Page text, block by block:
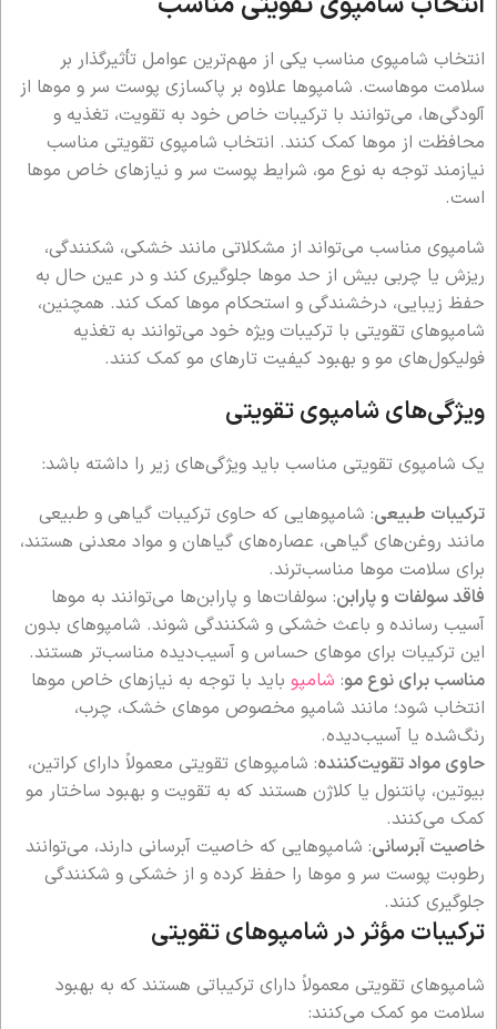
انتخاب شامپوی مناسب یکی از مهم‌ترین عوامل تأثیرگذار بر
سلامت موهاست. شامپوها علاوه بر پاکسازی پوست سر و موها از
آلودگی‌ها، می‌توانند با ترکیبات خاص خود به تقویت، تغذیه و
محافظت از موها کمک کنند. انتخاب شامپوی تقویتی مناسب
نیازمند توجه به نوع مو، شرایط پوست سر و نیازهای خاص موها
است.
شامپوی مناسب می‌تواند از مشکلاتی مانند خشکی، شکنندگی،
ریزش یا چربی بیش از حد موها جلوگیری کند و در عین حال به
حفظ زیبایی، درخشندگی و استحکام موها کمک کند. همچنین،
شامپوهای تقویتی با ترکیبات ویژه خود می‌توانند به تغذیه
فولیکول‌های مو و بهبود کیفیت تارهای مو کمک کنند.
ویژگی‌های شامپوی تقویتی
یک شامپوی تقویتی مناسب باید ویژگی‌های زیر را داشته باشد:
ترکیبات طبیعی: شامپوهایی که حاوی ترکیبات گیاهی و طبیعی
مانند روغن‌های گیاهی، عصاره‌های گیاهان و مواد معدنی هستند،
برای سلامت موها مناسب‌ترند.
فاقد سولفات و پارابن: سولفات‌ها و پارابن‌ها می‌توانند به موها
آسیب رسانده و باعث خشکی و شکنندگی شوند. شامپوهای بدون
این ترکیبات برای موهای حساس و آسیب‌دیده مناسب‌تر هستند.
مناسب برای نوع مو: شامپو باید با توجه به نیازهای خاص موها
انتخاب شود؛ مانند شامپو مخصوص موهای خشک، چرب،
رنگ‌شده یا آسیب‌دیده.
حاوی مواد تقویت‌کننده: شامپوهای تقویتی معمولاً دارای کراتین،
بیوتین، پانتنول یا کلاژن هستند که به تقویت و بهبود ساختار مو
کمک می‌کنند.
خاصیت آبرسانی: شامپوهایی که خاصیت آبرسانی دارند، می‌توانند
رطوبت پوست سر و موها را حفظ کرده و از خشکی و شکنندگی
جلوگیری کنند.
ترکیبات مؤثر در شامپوهای تقویتی
شامپوهای تقویتی معمولاً دارای ترکیباتی هستند که به بهبود
سلامت مو کمک می‌کنند: